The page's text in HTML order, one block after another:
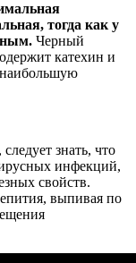
тогда как у
Черный
катехин и
наибольшую
знать, что
инфекций,
свойств.
выпивая по